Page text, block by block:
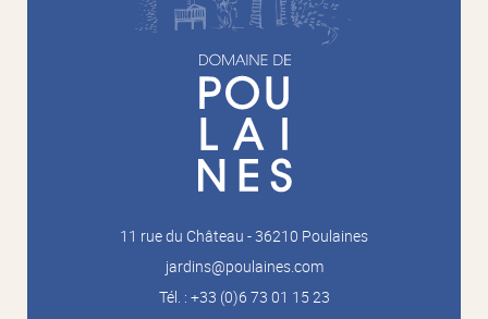
11 rue du Château - 36210 Poulaines
jardins@poulaines.com
Tél. : +33 (0)6 73 01 15 23